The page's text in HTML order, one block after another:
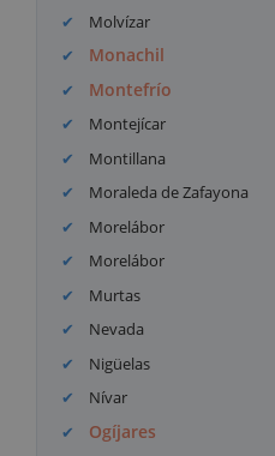
Molvízar
Monachil
Montefrío
Montejícar
Montillana
Moraleda de Zafayona
Morelábor
Morelábor
Murtas
Nevada
Nigüelas
Nívar
Ogíjares